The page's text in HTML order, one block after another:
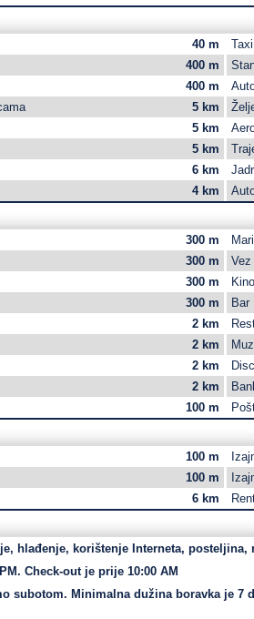
40 m
400 m
400 m
5 km
5 km
5 km
6 km
4 km
300 m
300 m
300 m
300 m
2 km
2 km
2 km
2 km
100 m
Vez
Kino
Bar
100 m
100 m
6 km
hlađenje, korištenje Interneta,
Check-out je prije 10:00 AM
subotom. Minimalna dužina boravka je 7